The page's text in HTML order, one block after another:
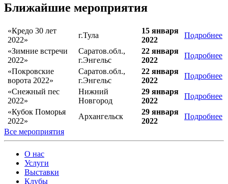
Ближайшие мероприятия
«Кредо 30 лет
2022»
г.Тула
15 января
2022
Подробнее
«Зимние встречи
2022»
Саратов.обл.,
г.Энгельс
22 января
2022
Подробнее
«Покровские
ворота 2022»
Саратов.обл.,
г.Энгельс
22 января
2022
Подробнее
«Снежный пес
2022»
Нижний
Новгород
29 января
2022
Подробнее
«Кубок Поморья
2022»
Архангельск
29 января
2022
Подробнее
Все мероприятия
О нас
Услуги
Выставки
Клубы